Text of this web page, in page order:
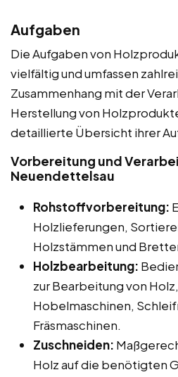
Aufgaben
Die Aufgaben von
vielfältig und umfassen
Zusammenhang mit der
Herstellung von
detaillierte Übersicht ihrer
Vorbereitung und
Neuendettelsau
Rohstoffvorbereitung:
Holzlieferungen,
Holzstämmen und
Holzbearbeitung:
zur Bearbeitung von
Hobelmaschinen,
Fräsmaschinen.
Zuschneiden:
Holz auf die benötigten